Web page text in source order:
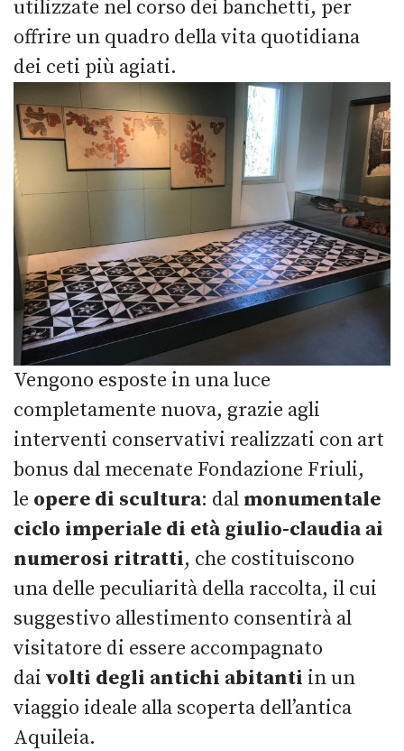
utilizzate nel corso dei banchetti, per
offrire un quadro della vita quotidiana
dei ceti più agiati.
Vengono esposte in una luce
completamente nuova, grazie agli
interventi conservativi realizzati con art
bonus dal mecenate Fondazione Friuli,
le opere di scultura: dal monumentale
ciclo imperiale di età giulio-claudia ai
numerosi ritratti, che costituiscono
una delle peculiarità della raccolta, il cui
suggestivo allestimento consentirà al
visitatore di essere accompagnato
dai volti degli antichi abitanti in un
viaggio ideale alla scoperta dell’antica
Aquileia.